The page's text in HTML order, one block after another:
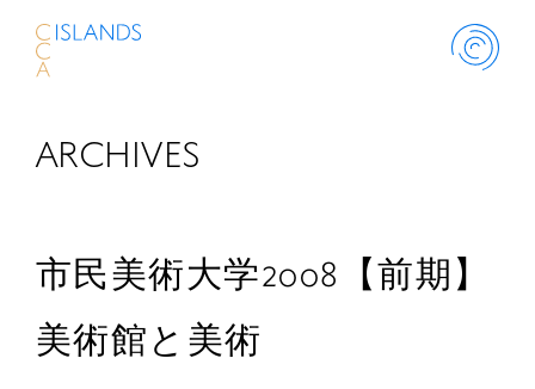
ABOUT
THINK ISLANDS
ARCHIVES
市民美術大学2008【前期】
美術館と美術